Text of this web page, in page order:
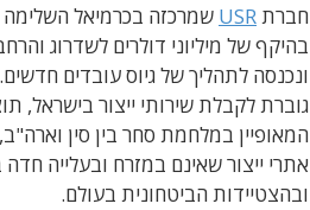
חברתUSR שמרכזה בכרמיאל
בהיקף של מיליוני דולרים לשדרוג
ונכנסה לתהליך של גיוס עובדים
גוברת לקבלת שירותי ייצור בישראל,
המאופיין במלחמת סחר בין סין
אתרי ייצור שאינם במזרח ובעלייה
ובהצטיידות הביטחונית בעולם.